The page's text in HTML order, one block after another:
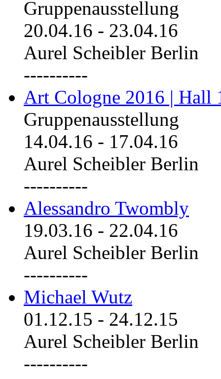
Gruppenausstellung
20.04.16 - 23.04.16
Aurel Scheibler Berlin
----------
Art Cologne 2016 | Hall
Gruppenausstellung
14.04.16 - 17.04.16
Aurel Scheibler Berlin
----------
Alessandro Twombly
19.03.16 - 22.04.16
Aurel Scheibler Berlin
----------
Michael Wutz
01.12.15 - 24.12.15
Aurel Scheibler Berlin
----------